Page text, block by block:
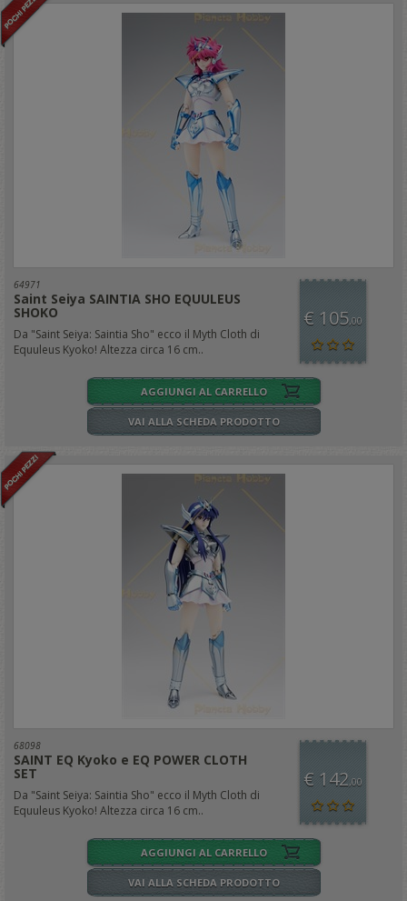
64971
Saint Seiya SAINTIA SHO EQUULEUS
SHOKO
Da "Saint Seiya: Saintia Sho" ecco il Myth Cloth di
Equuleus Kyoko! Altezza circa 16 cm..
€ 105,00
AGGIUNGI AL CARRELLO
VAI ALLA SCHEDA PRODOTTO
68098
SAINT EQ Kyoko e EQ POWER CLOTH
SET
Da "Saint Seiya: Saintia Sho" ecco il Myth Cloth di
Equuleus Kyoko! Altezza circa 16 cm..
€ 142,00
AGGIUNGI AL CARRELLO
VAI ALLA SCHEDA PRODOTTO